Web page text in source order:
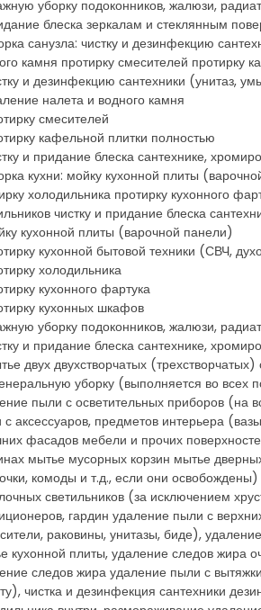
уборку подоконников, жалюзи,
блеска зеркалам и стеклянным
санузла: чистку и дезинфекцию
камня протирку смесителей протирку
и дезинфекцию сантехники (унитаз,
налета и водного камня
смесителей
кафельной плитки полностью
и придание блеска сантехнике,
кухни: мойку кухонной плиты
холодильника протирку кухонного
чистку и придание блеска
кухонной плиты (варочной панели)
кухонной бытовой техники (СВЧ,
холодильника
кухонного фартука
кухонных шкафов
уборку подоконников, жалюзи,
и придание блеска сантехнике,
двух двухстворчатых (трехстворчатых)
уборку (выполняется во всех
пыли с осветительных приборов (на
с аксессуаров, предметов интерьера
фасадов мебели и прочих
мытье мусорных корзин мытье
комоды и т.д., если они
светильников (за исключением
гардин удаление пыли с
раковины, унитазы, биде),
кухонной плиты, удаление следов жира
следов жира удаление пыли с
чистка и дезинфекция сантехники